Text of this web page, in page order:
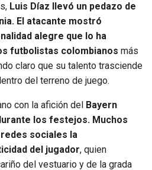
Luis Díaz llevó un pedazo de
El atacante mostró
alegre que lo ha
futbolistas colombianos más
claro que su talento trasciende
del terreno de juego.
con la afición del Bayern
los festejos. Muchos
sociales la
del jugador, quien
del vestuario y de la grada